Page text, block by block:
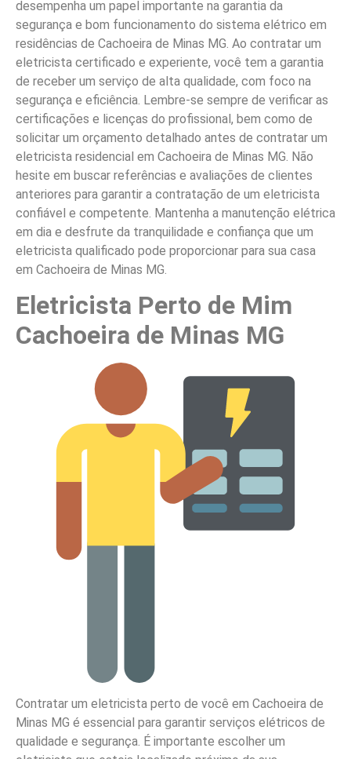
desempenha um papel importante na garantia da
segurança e bom funcionamento do sistema elétrico em
residências de Cachoeira de Minas MG. Ao contratar um
eletricista certificado e experiente, você tem a garantia
de receber um serviço de alta qualidade, com foco na
segurança e eficiência. Lembre-se sempre de verificar as
certificações e licenças do profissional, bem como de
solicitar um orçamento detalhado antes de contratar um
eletricista residencial em Cachoeira de Minas MG. Não
hesite em buscar referências e avaliações de clientes
anteriores para garantir a contratação de um eletricista
confiável e competente. Mantenha a manutenção elétrica
em dia e desfrute da tranquilidade e confiança que um
eletricista qualificado pode proporcionar para sua casa
em Cachoeira de Minas MG.
Eletricista Perto de Mim
Cachoeira de Minas MG
Contratar um eletricista perto de você em Cachoeira de
Minas MG é essencial para garantir serviços elétricos de
qualidade e segurança. É importante escolher um